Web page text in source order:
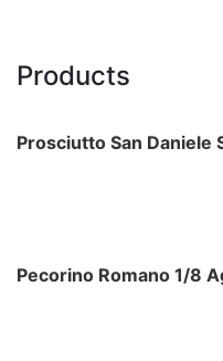
Products
Prosciutto San Daniele
Pecorino Romano 1/8